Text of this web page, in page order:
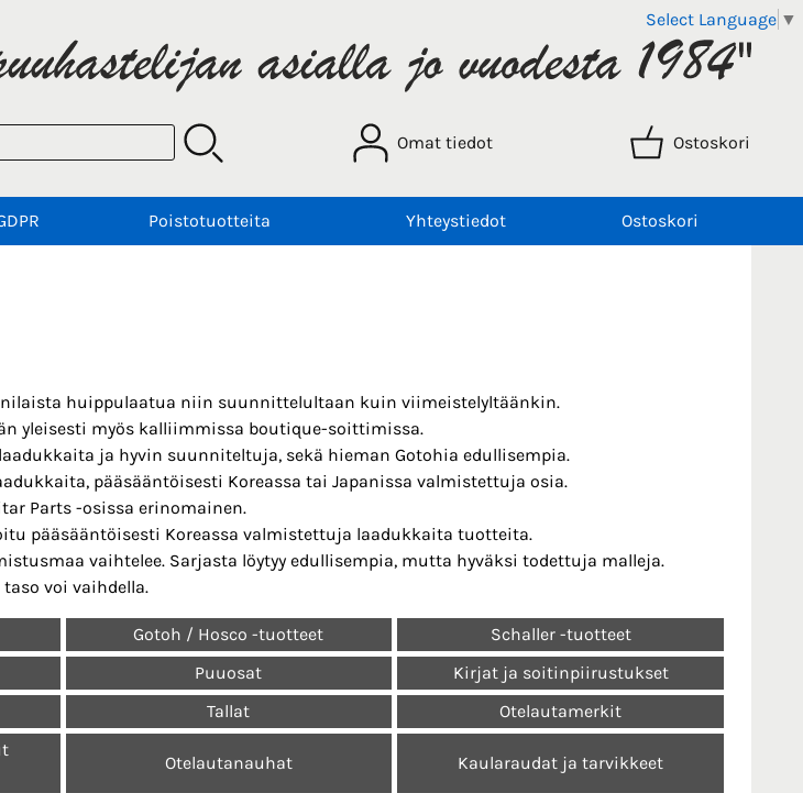
Select Language ▼
Omat tiedot Ostoskori
Poistotuotteita Yhteystiedot Ostoskori
huippulaatua niin suunnittelultaan kuin viimeistelyltäänkin.
yleisesti myös kalliimmissa boutique-soittimissa.
ja hyvin suunniteltuja, sekä hieman Gotohia edullisempia.
pääsääntöisesti Koreassa tai Japanissa valmistettuja osia.
Parts -osissa erinomainen.
pääsääntöisesti Koreassa valmistettuja laadukkaita tuotteita.
vaihtelee. Sarjasta löytyy edullisempia, mutta hyväksi todettuja malleja.
voi vaihdella.
Gotoh / Hosco -tuotteet
Schaller -tuotteet
Puuosat
Kirjat ja soitinpiirustukset
Tallat
Otelautamerkit
Otelautanauhat Kaularaudat ja tarvikkeet